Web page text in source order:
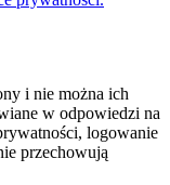
i nie można ich
w odpowiedzi na
logowanie
przechowują